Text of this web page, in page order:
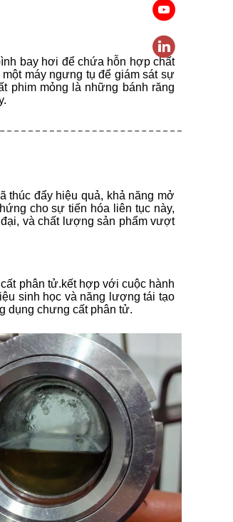
bay hơi để chứa hỗn hợp chất
máy ngưng tụ để giám sát sự
phim mỏng là những bánh răng
thúc đẩy hiệu quả, khả năng mở
cho sự tiến hóa liên tục này,
và chất lượng sản phẩm vượt
phân tử.kết hợp với cuộc hành
sinh học và năng lượng tái tạo
dụng chưng cất phân tử.